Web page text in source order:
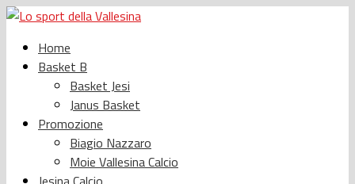
Home
Basket B
Basket Jesi
Janus Basket
Promozione
Biagio Nazzaro
Moie Vallesina Calcio